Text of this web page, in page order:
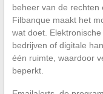
beheer van de rechten
Filbanque maakt het
wat doet. Elektronische
bedrijven of digitale
één ruimte, waardoor
beperkt.